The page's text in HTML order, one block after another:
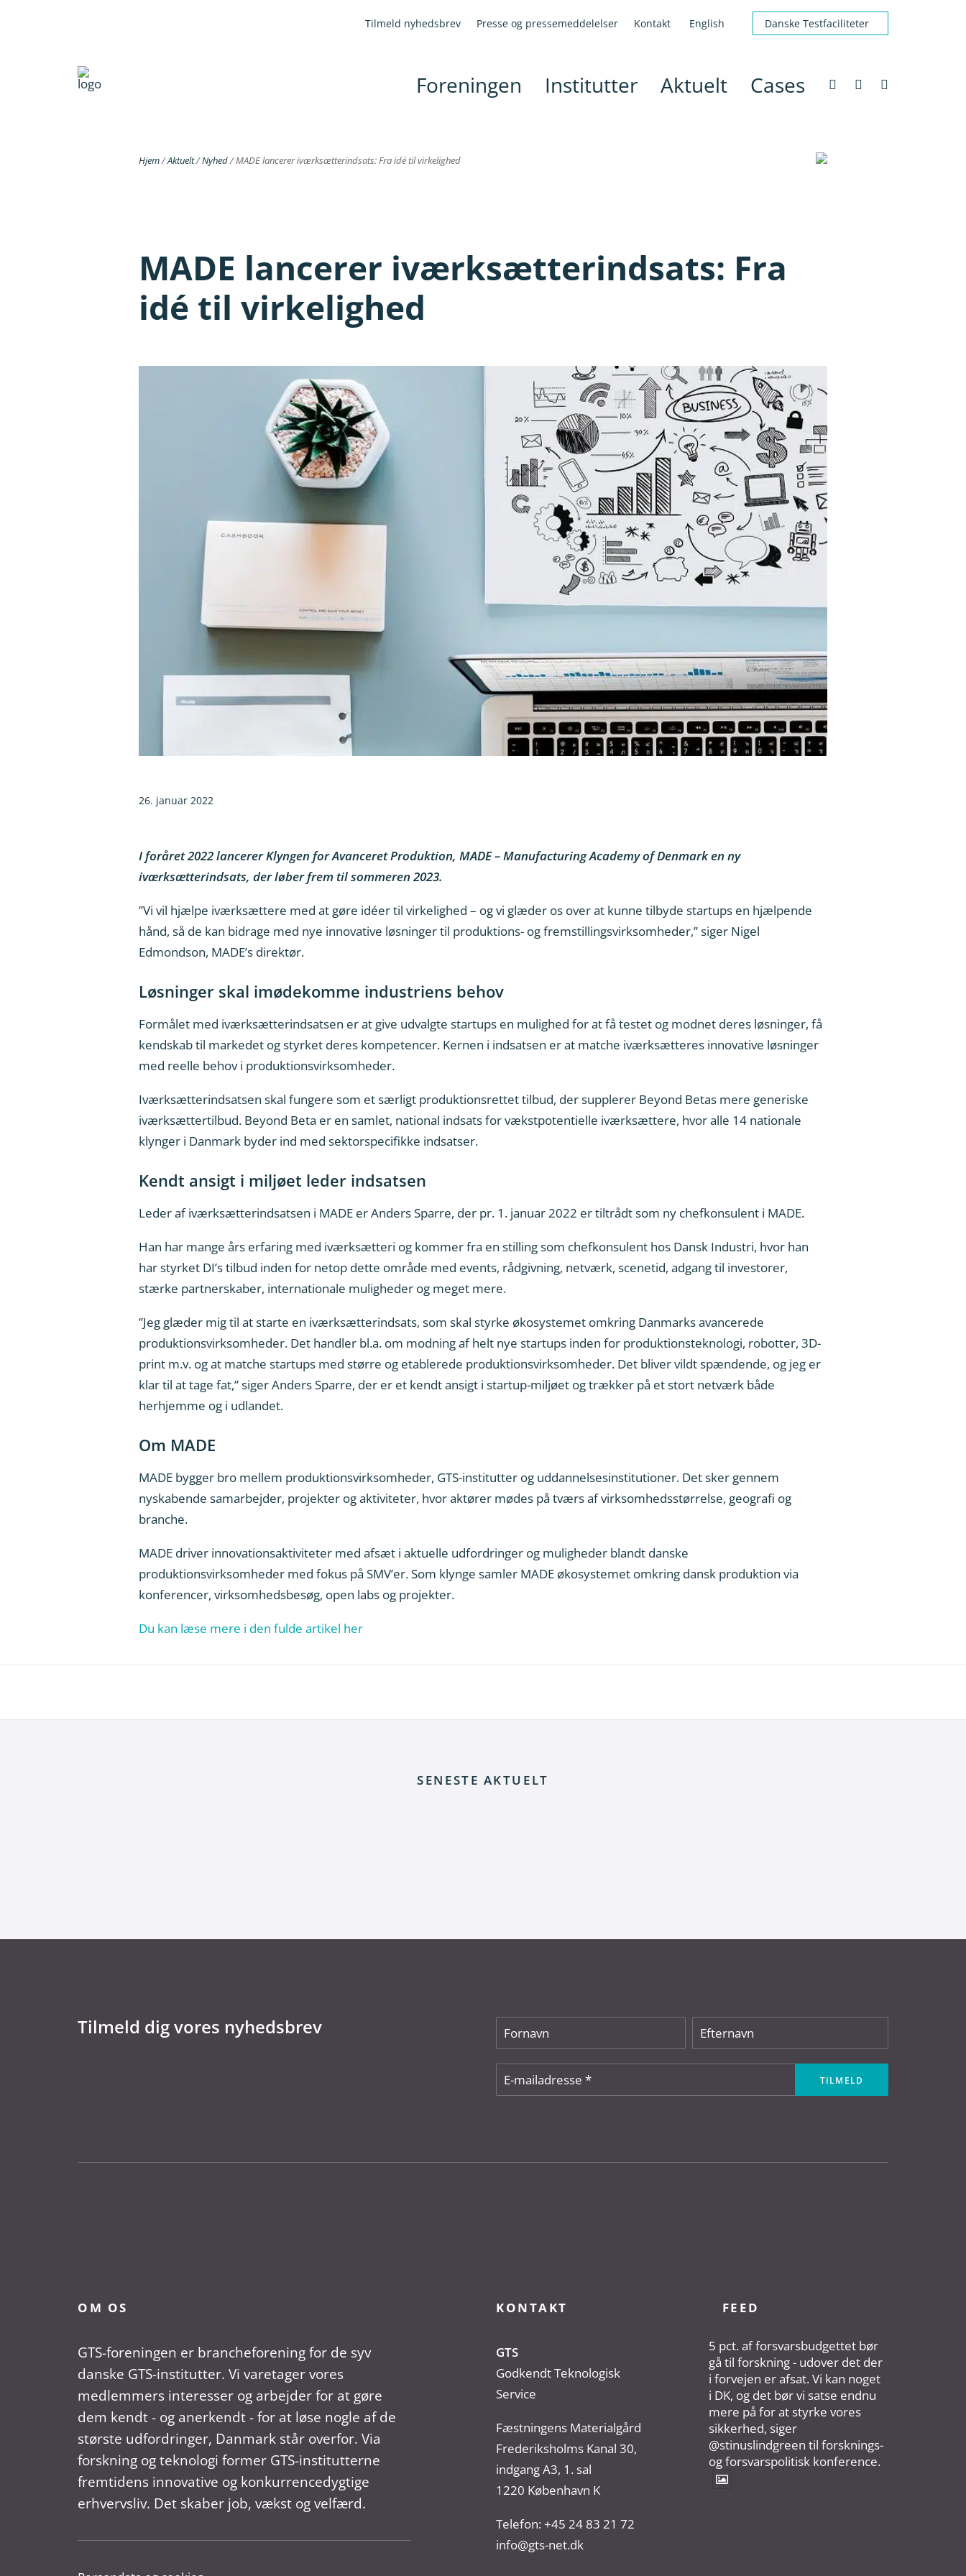
Tilmeld nyhedsbrev Presse og pressemeddelelser Kontakt English Danske Testfaciliteter
Foreningen Institutter Aktuelt Cases
Hjem/Aktuelt/Nyhed/MADE lancerer iværksætterindsats: Fra idé til virkelighed
MADE lancerer iværksætterindsats: Fra
idé til virkelighed
26. januar 2022
I foråret 2022 lancerer Klyngen for Avanceret Produktion, MADE – Manufacturing Academy of Denmark en ny
iværksætterindsats, der løber frem til sommeren 2023.
”Vi vil hjælpe iværksættere med at gøre idéer til virkelighed – og vi glæder os over at kunne tilbyde startups en hjælpende
hånd, så de kan bidrage med nye innovative løsninger til produktions- og fremstillingsvirksomheder,” siger Nigel
Edmondson, MADE’s direktør.
Løsninger skal imødekomme industriens behov
Formålet med iværksætterindsatsen er at give udvalgte startups en mulighed for at få testet og modnet deres løsninger, få
kendskab til markedet og styrket deres kompetencer. Kernen i indsatsen er at matche iværksætteres innovative løsninger
med reelle behov i produktionsvirksomheder.
Iværksætterindsatsen skal fungere som et særligt produktionsrettet tilbud, der supplerer Beyond Betas mere generiske
iværksættertilbud. Beyond Beta er en samlet, national indsats for vækstpotentielle iværksættere, hvor alle 14 nationale
klynger i Danmark byder ind med sektorspecifikke indsatser.
Kendt ansigt i miljøet leder indsatsen
Leder af iværksætterindsatsen i MADE er Anders Sparre, der pr. 1. januar 2022 er tiltrådt som ny chefkonsulent i MADE.
Han har mange års erfaring med iværksætteri og kommer fra en stilling som chefkonsulent hos Dansk Industri, hvor han
har styrket DI’s tilbud inden for netop dette område med events, rådgivning, netværk, scenetid, adgang til investorer,
stærke partnerskaber, internationale muligheder og meget mere.
”Jeg glæder mig til at starte en iværksætterindsats, som skal styrke økosystemet omkring Danmarks avancerede
produktionsvirksomheder. Det handler bl.a. om modning af helt nye startups inden for produktionsteknologi, robotter, 3D-
print m.v. og at matche startups med større og etablerede produktionsvirksomheder. Det bliver vildt spændende, og jeg er
klar til at tage fat,” siger Anders Sparre, der er et kendt ansigt i startup-miljøet og trækker på et stort netværk både
herhjemme og i udlandet.
Om MADE
MADE bygger bro mellem produktionsvirksomheder, GTS-institutter og uddannelsesinstitutioner. Det sker gennem
nyskabende samarbejder, projekter og aktiviteter, hvor aktører mødes på tværs af virksomhedsstørrelse, geografi og
branche.
MADE driver innovationsaktiviteter med afsæt i aktuelle udfordringer og muligheder blandt danske
produktionsvirksomheder med fokus på SMV’er. Som klynge samler MADE økosystemet omkring dansk produktion via
konferencer, virksomhedsbesøg, open labs og projekter.
Du kan læse mere i den fulde artikel her
SENESTE AKTUELT
Tilmeld dig vores nyhedsbrev
OM OS
GTS-foreningen er brancheforening for de syv
danske GTS-institutter. Vi varetager vores
medlemmers interesser og arbejder for at gøre
dem kendt - og anerkendt - for at løse nogle af de
største udfordringer, Danmark står overfor. Via
forskning og teknologi former GTS-institutterne
fremtidens innovative og konkurrencedygtige
erhvervsliv. Det skaber job, vækst og velfærd.
KONTAKT
GTS
Godkendt Teknologisk
Service
Fæstningens Materialgård
Frederiksholms Kanal 30,
indgang A3, 1. sal
1220 København K
Telefon: +45 24 83 21 72
info@gts-net.dk
FEED
5 pct. af forsvarsbudgettet bør
gå til forskning - udover det der
i forvejen er afsat. Vi kan noget
i DK, og det bør vi satse endnu
mere på for at styrke vores
sikkerhed, siger
@stinuslindgreen til forsknings-
og forsvarspolitisk konference.